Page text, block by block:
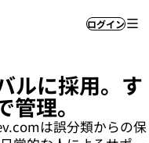
ログイン
ルに採用。す
管理。
は誤分類からの保